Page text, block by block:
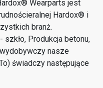
Wearparts jest
Hardox® i
branż.
szkło, Produkcja betonu,
nasze
świadczy następujące